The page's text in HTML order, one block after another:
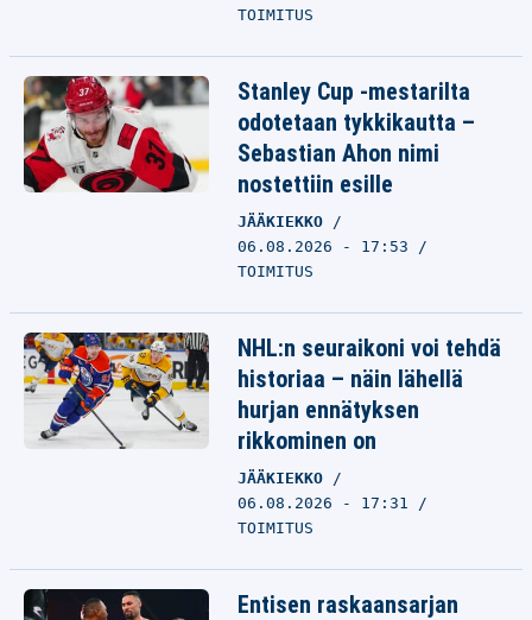
TOIMITUS
Stanley Cup -mestarilta
odotetaan tykkikautta –
Sebastian Ahon nimi
nostettiin esille
JÄÄKIEKKO
06.08.2026 - 17:53
TOIMITUS
NHL:n seuraikoni voi tehdä
historiaa – näin lähellä
hurjan ennätyksen
rikkominen on
JÄÄKIEKKO
06.08.2026 - 17:31
TOIMITUS
Entisen raskaansarjan